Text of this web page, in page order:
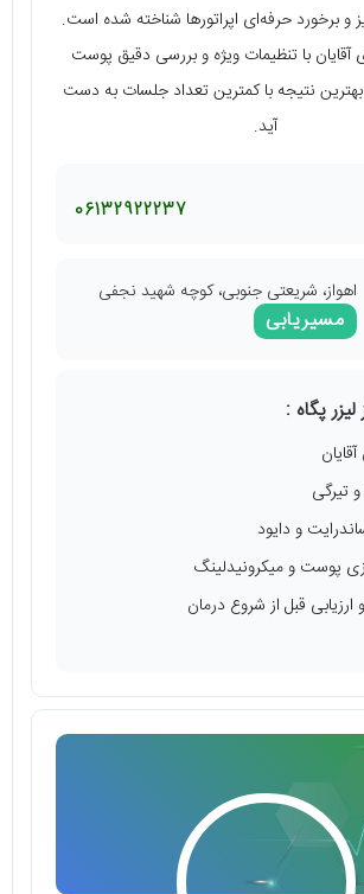
و برخورد حرفه‌ای اپراتورها شناخته شده است.
آقایان با تنظیمات ویژه و بررسی دقیق پوست
نتیجه با کمترین تعداد جلسات به دست
آید.
06132922237
اهواز، شریعتی جنوبی، کوچه شهید نجفی
مسیریابی
پگاه :
تیرگی
و دایود
پوست و میکرونیدلینگ
ارزیابی قبل از شروع درمان